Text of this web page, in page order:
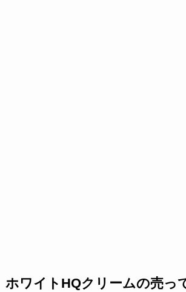
ホワイトHQクリームの売っ